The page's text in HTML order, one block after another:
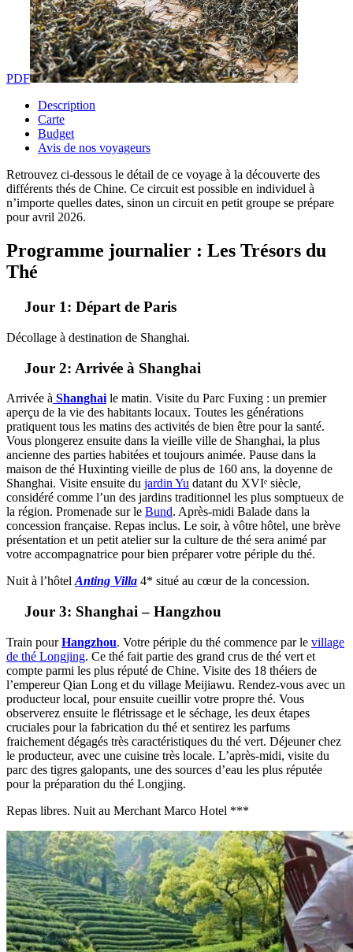
PDF
Description
Carte
Budget
Avis de nos voyageurs
Retrouvez ci-dessous le détail de ce voyage à la découverte des
différents thés de Chine. Ce circuit est possible en individuel à
n’importe quelles dates, sinon un circuit en petit groupe se prépare
pour avril 2026.
Programme journalier : Les Trésors du
Thé
Jour 1: Départ de Paris
Décollage à destination de Shanghai.
Jour 2: Arrivée à Shanghai
Arrivée à Shanghai le matin. Visite du Parc Fuxing : un premier
aperçu de la vie des habitants locaux. Toutes les générations
pratiquent tous les matins des activités de bien être pour la santé.
Vous plongerez ensuite dans la vieille ville de Shanghai, la plus
ancienne des parties habitées et toujours animée. Pause dans la
maison de thé Huxinting vieille de plus de 160 ans, la doyenne de
Shanghai. Visite ensuite du jardin Yu datant du XVIᵉ siècle,
considéré comme l’un des jardins traditionnel les plus somptueux de
la région. Promenade sur le Bund. Après-midi Balade dans la
concession française. Repas inclus. Le soir, à vôtre hôtel, une brève
présentation et un petit atelier sur la culture de thé sera animé par
votre accompagnatrice pour bien préparer votre périple du thé.
Nuit à l’hôtel Anting Villa 4* situé au cœur de la concession.
Jour 3: Shanghai – Hangzhou
Train pourHangzhou. Votre périple du thé commence par le village
de thé Longjing. Ce thé fait partie des grand crus de thé vert et
compte parmi les plus réputé de Chine. Visite des 18 théiers de
l’empereur Qian Long et du village Meijiawu. Rendez-vous avec un
producteur local, pour ensuite cueillir votre propre thé. Vous
observerez ensuite le flétrissage et le séchage, les deux étapes
cruciales pour la fabrication du thé et sentirez les parfums
fraichement dégagés très caractéristiques du thé vert. Déjeuner chez
le producteur, avec une cuisine très locale. L’après-midi, visite du
parc des tigres galopants, une des sources d’eau les plus réputée
pour la préparation du thé Longjing.
Repas libres. Nuit au Merchant Marco Hotel ***